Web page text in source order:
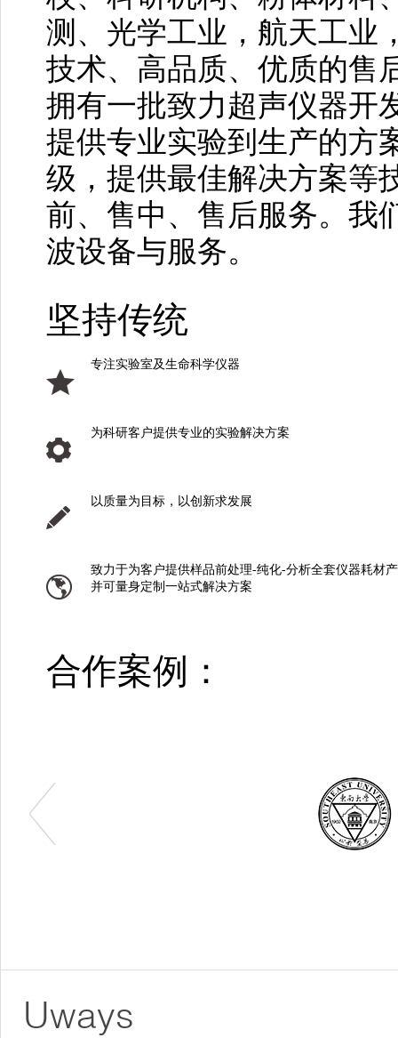
测、光学工业，航天工业
技术、高品质、优质的售
拥有一批致力超声仪器开
提供专业实验到生产的方
级，提供最佳解决方案等
前、售中、售后服务。我
波设备与服务。
坚持传统
专注实验室及生命科学仪器
为科研客户提供专业的实验解决方案
以质量为目标，以创新求发展
致力于为客户提供样品前处理-纯化-分析全套仪器耗材
并可量身定制一站式解决方案
合作案例：
Uways